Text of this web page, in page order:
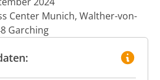
Center Munich, Walther-von-
Garching